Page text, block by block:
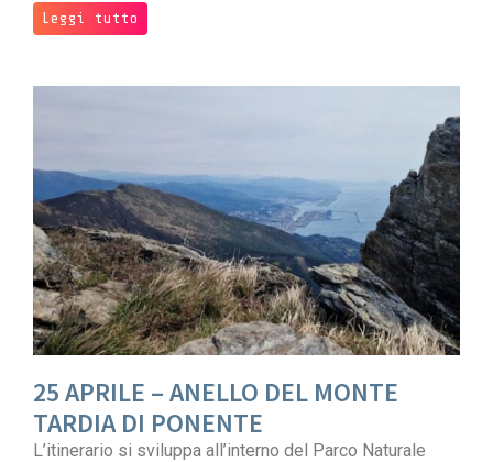
Leggi tutto
25 APRILE – ANELLO DEL MONTE
TARDIA DI PONENTE
L’itinerario si sviluppa all’interno del Parco Naturale